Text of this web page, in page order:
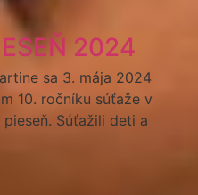
2024
sa 3. mája 2024
10. ročníku súťaže v
Súťažili deti a